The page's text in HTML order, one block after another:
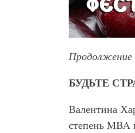
БУДЬТЕ
Валентина
степень MBA